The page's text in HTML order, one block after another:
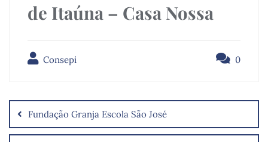
de Itaúna – Casa Nossa
Consepi 0
Fundação Granja Escola São José